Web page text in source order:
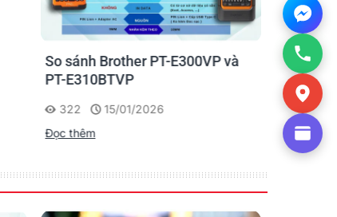
So sánh Brother PT-E300VP và
PT-E310BTVP
322
15/01/2026
Đọc thêm
Máy in
chuyên
227
Đọc thêm